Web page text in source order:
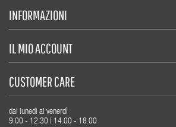
INFORMAZIONI
IL MIO ACCOUNT
CUSTOMER CARE
dal lunedì al venerdì
9.00 - 12.30 | 14.00 - 18.00